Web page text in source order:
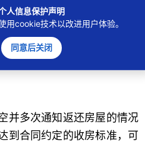
某腾退涉案房屋并支付拖
张某先后通过微信和短信
不予理会。2022年11月30
不理。二审中，朱某称因
多次通知返还房屋的情况
到合同约定的收房标准，可
人信息保护声明
用cookie技术以改进用户体验。
同意后关闭